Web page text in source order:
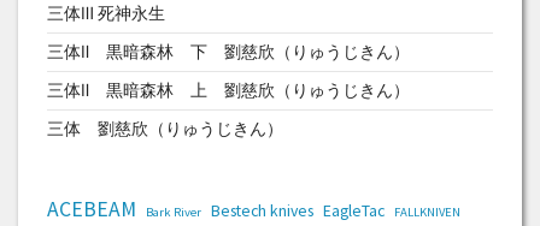
三体Ⅲ 死神永生
三体Ⅱ 黒暗森林 下 劉慈欣（りゅうじきん）
三体Ⅱ 黒暗森林 上 劉慈欣（りゅうじきん）
三体 劉慈欣（りゅうじきん）
ACEBEAM Bark River Bestech knives EagleTac FALLKNIVEN